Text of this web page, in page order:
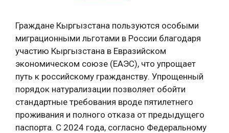
Граждане Кыргызстана пользуются особыми
миграционными льготами в России благодаря
участию Кыргызстана в Евразийском
экономическом союзе (ЕАЭС), что упрощает
путь к российскому гражданству. Упрощенный
порядок натурализации позволяет обойти
стандартные требования вроде пятилетнего
проживания и полного отказа от предыдущего
паспорта. С 2024 года, согласно Федеральному